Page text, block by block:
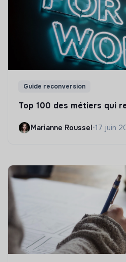
Guide reconversion
Top 100 des métiers qui
Marianne Roussel•17 juin